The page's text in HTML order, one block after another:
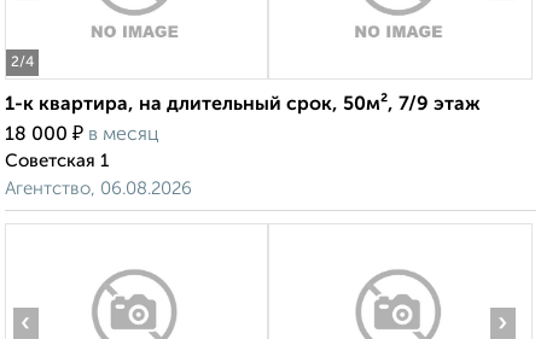
2/4
1-к квартира, на длительный срок, 50м², 7/9 этаж
18 000 ₽ в месяц
Советская 1
Агентство, 06.08.2026
‹ ›